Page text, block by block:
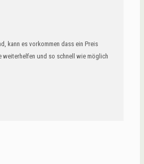
kann es vorkommen dass ein Preis
weiterhelfen und so schnell wie möglich